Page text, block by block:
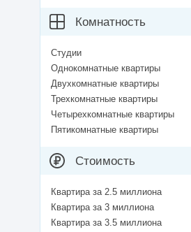
Комнатность
Студии
Однокомнатные квартиры
Двухкомнатные квартиры
Трехкомнатные квартиры
Четырехкомнатные квартиры
Пятикомнатные квартиры
Стоимость
Квартира за 2.5 миллиона
Квартира за 3 миллиона
Квартира за 3.5 миллиона